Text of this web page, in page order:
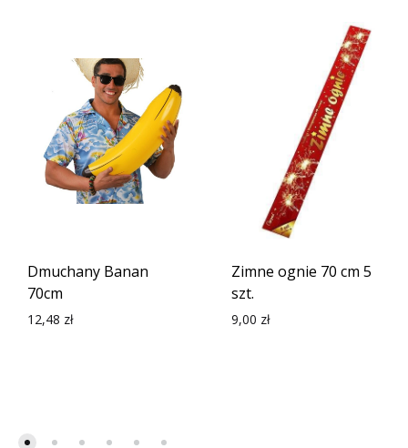
Dmuchany Banan
70cm
12,48 zł
Zimne ognie 70 cm 5
szt.
9,00 zł